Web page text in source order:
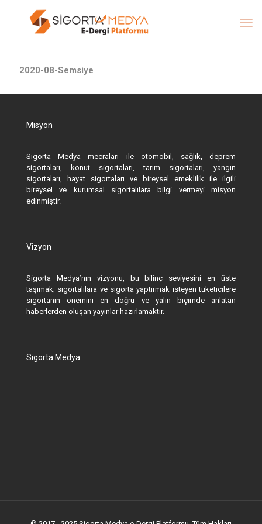
2020-08-Semsiye
Misyon
Sigorta Medya mecraları ile otomobil, sağlık, deprem
sigortaları, konut sigortaları, tarım sigortaları, yangın
sigortaları, hayat sigortaları ve bireysel emeklilik ile ilgili
bireysel ve kurumsal sigortalılara bilgi vermeyi misyon
edinmiştir.
Vizyon
Sigorta Medya’nın vizyonu, bu bilinç seviyesini en üste
taşımak; sigortalılara ve sigorta yaptırmak isteyen tüketicilere
sigortanın önemini en doğru ve yalın biçimde anlatan
haberlerden oluşan yayınlar hazırlamaktır.
Sigorta Medya